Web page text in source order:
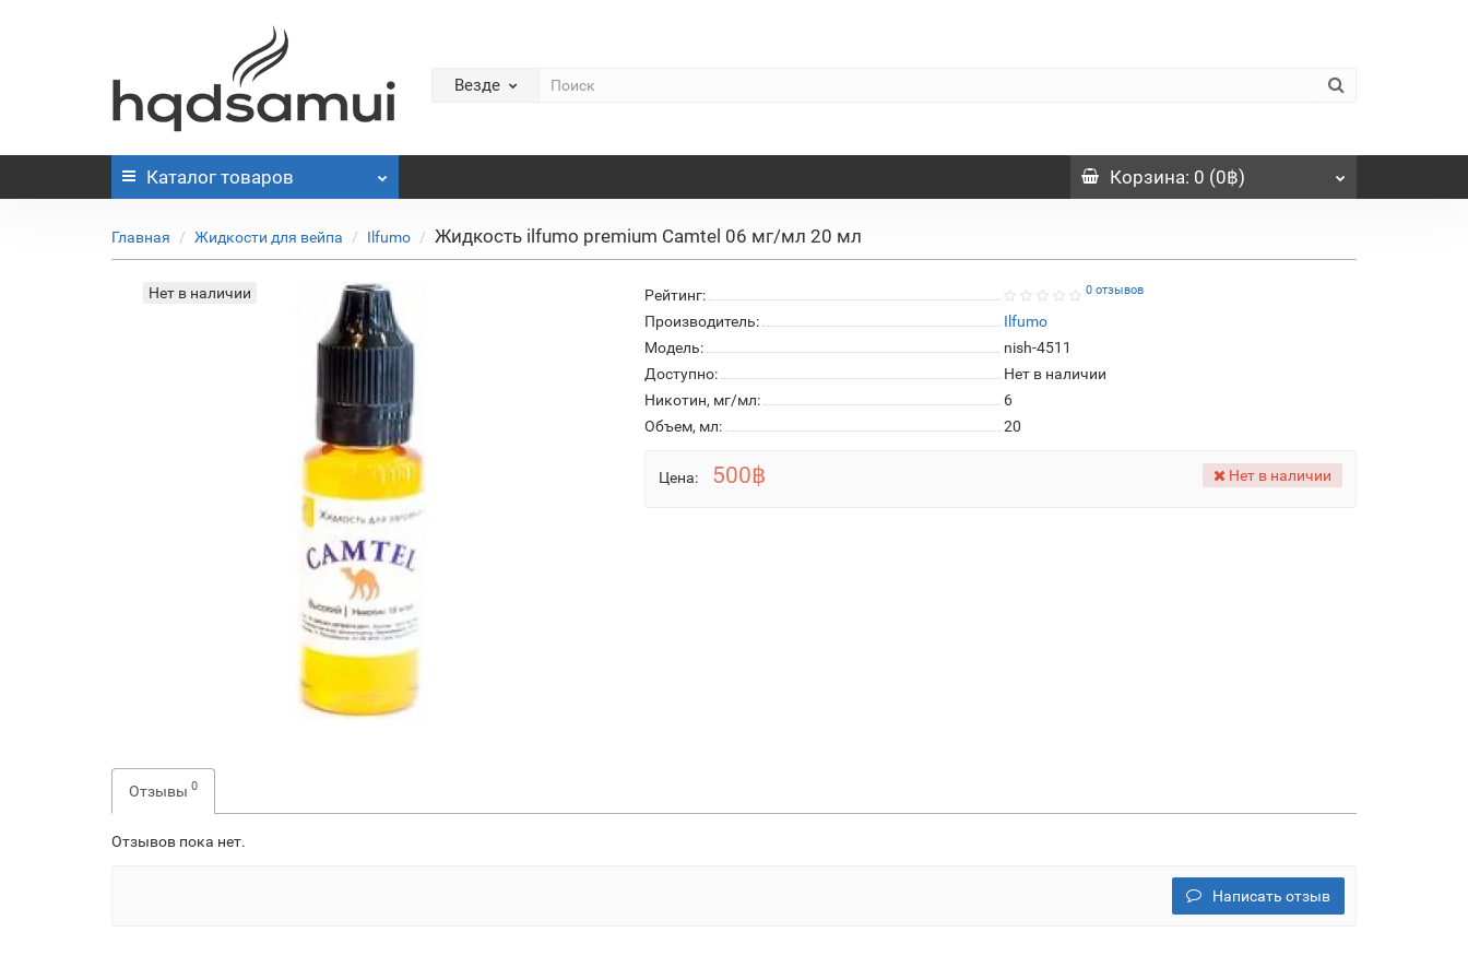
Везде
Каталог товаров Корзина: 0 (0฿)
Главная Жидкости для вейпа Ilfumo Жидкость ilfumo premium Camtel 06 мг/мл 20 мл
Нет в наличии Рейтинг: 0 отзывов
Производитель:
Ilfumo
Модель:
nish-4511
Доступно:
Нет в наличии
Никотин, мг/мл:
6
Объем, мл:
20
Цена: 500฿ Нет в наличии
Отзывы 0
Отзывов пока нет.
Написать отзыв